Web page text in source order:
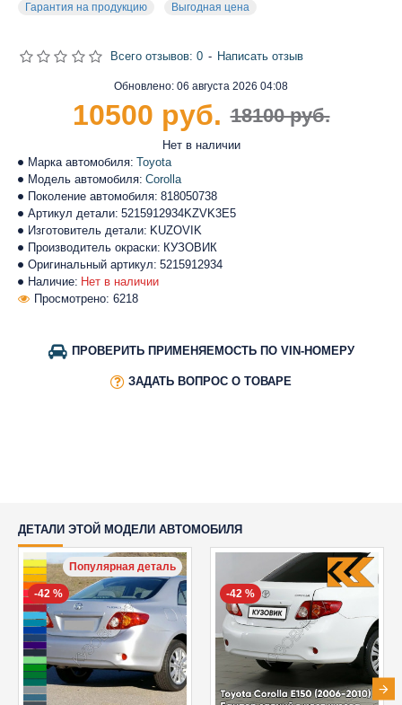
Гарантия на продукцию
Выгодная цена
Наличие: Нет в наличии
Марка автомобиля: Toyota
Модель автомобиля: Corolla
Поколение автомобиля: 818050738
Артикул детали: 5215912934KZVK3E5
Изготовитель детали: KUZOVIK
Производитель окраски: КУЗОВИК
Оригинальный артикул: 5215912934
Просмотрено: 6218
Обновлено: 06 августа 2026 04:08
Нет в наличии
Всего отзывов: 0 - Написать отзыв
18100 руб.
10500 руб.
ПРОВЕРИТЬ ПРИМЕНЯЕМОСТЬ ПО VIN-НОМЕРУ
ЗАДАТЬ ВОПРОС О ТОВАРЕ
ДЕТАЛИ ЭТОЙ МОДЕЛИ АВТОМОБИЛЯ
Популярная деталь
-42 % -42 %